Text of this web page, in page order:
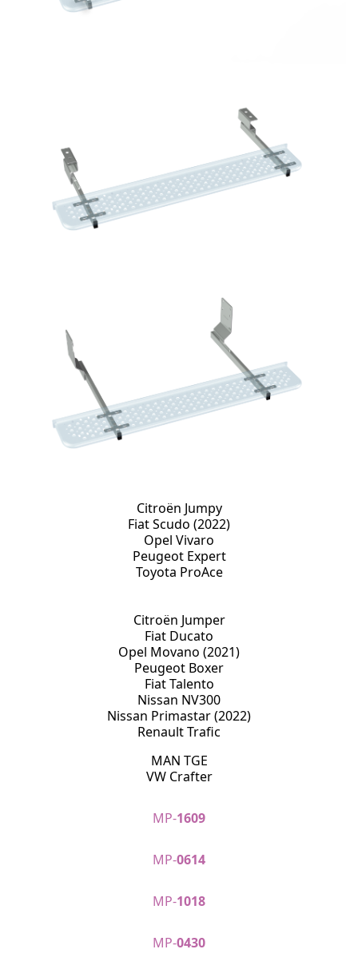
Citroën Jumpy
Fiat Scudo (2022)
Opel Vivaro
Peugeot Expert
Toyota ProAce
Citroën Jumper
Fiat Ducato
Opel Movano (2021)
Peugeot Boxer
Fiat Talento
Nissan NV300
Nissan Primastar (2022)
Renault Trafic
MAN TGE
VW Crafter
MP-1609
MP-0614
MP-1018
MP-0430